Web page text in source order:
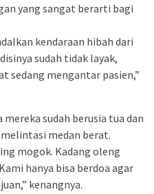
yang sangat berarti bagi
kendaraan hibah dari
sudah tidak layak,
sedang mengantar pasien,”
sudah berusia tua dan
medan berat.
mogok. Kadang oleng
hanya bisa berdoa agar
kenangnya.